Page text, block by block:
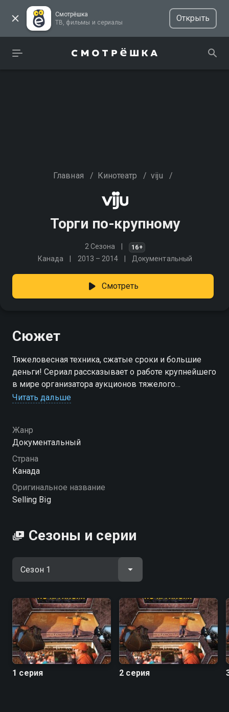
Смотрёшка
ТВ, фильмы и сериалы
Открыть
Главная / Кинотеатр / viju /
Торги по-крупному
2 Сезона 16+
Канада 2013 – 2014 Документальный
Смотреть
Сюжет
Тяжеловесная техника, сжатые сроки и большие
деньги! Сериал рассказывает о работе крупнейшего
в мире организатора аукционов тяжелого
промышленного оборудования. Добро пожаловать
установок, которые прибывают сюда со всего мира.
Здесь высокие ставки, и все происходит с
размахом!
Читать дальше
Жанр
Документальный
Страна
Канада
Оригинальное название
Selling Big
Сезоны и серии
1 серия 2 серия